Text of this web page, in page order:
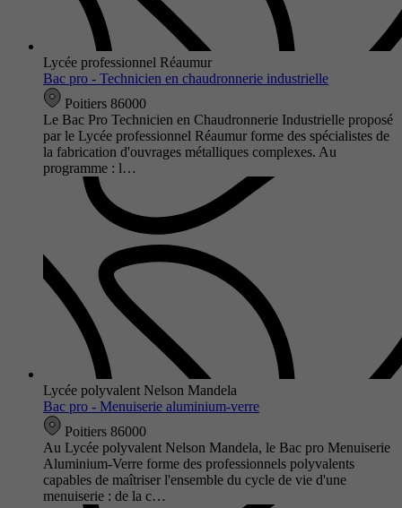
Lycée professionnel Réaumur
Bac pro - Technicien en chaudronnerie industrielle
Poitiers 86000
Le Bac Pro Technicien en Chaudronnerie Industrielle proposé
par le Lycée professionnel Réaumur forme des spécialistes de
la fabrication d'ouvrages métalliques complexes. Au
programme : l…
Lycée polyvalent Nelson Mandela
Bac pro - Menuiserie aluminium-verre
Poitiers 86000
Au Lycée polyvalent Nelson Mandela, le Bac pro Menuiserie
Aluminium-Verre forme des professionnels polyvalents
capables de maîtriser l'ensemble du cycle de vie d'une
menuiserie : de la c…